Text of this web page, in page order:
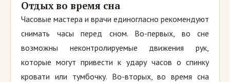
Отдых во время сна
Часовые мастера и врачи единогласно рекомендуют
снимать часы перед сном. Во-первых, во сне
возможны неконтролируемые движения рук,
которые могут привести к удару часов о спинку
кровати или тумбочку. Во-вторых, во время сна